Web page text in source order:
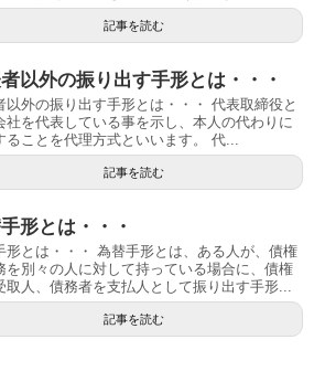
記事を読む
以外の振り出す手形とは・・・
以外の振り出す手形とは・・・ 代表取締役と
社を代表している事を示し、本人の代わりに
ることを代理方式といいます。 代...
記事を読む
形とは・・・
形とは・・・ 為替手形とは、ある人が、債権
を別々の人に対して持っている場合に、債権
取人、債務者を支払人として振り出す手形...
記事を読む